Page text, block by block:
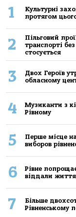
1
Культурні
протягом
2
Пільговий
транспорті
стосується
3
Двох Героїв
обласному
4
Музиканти з
Рівному
5
Перше місце
виборов
6
Рівне
віддали життя
7
Більше
Рівненському